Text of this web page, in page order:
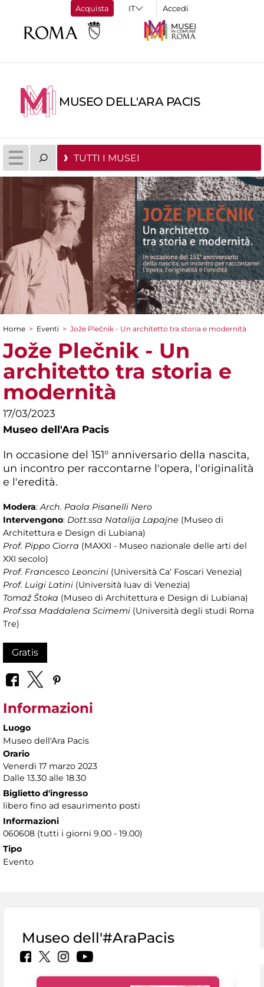
Acquista Accedi
MUSEO DELL'ARA PACIS
TUTTI I MUSEI
Tu sei qui
Home > Eventi > Jože Plečnik - Un architetto tra storia e modernità
Jože Plečnik - Un
architetto tra storia e
modernità
17/03/2023
Museo dell'Ara Pacis
In occasione del 151° anniversario della nascita,
un incontro per raccontarne l'opera, l'originalità
e l'eredità.
Modera:Arch. Paola Pisanelli Nero
Intervengono: Dott.ssa Natalija Lapajne (Museo di
Architettura e Design di Lubiana)
Prof. Pippo Ciorra (MAXXI - Museo nazionale delle arti del
XXI secolo)
Prof. Francesco Leoncini (Università Ca' Foscari Venezia)
Prof. Luigi Latini (Università Iuav di Venezia)
Tomaž Štoka (Museo di Architettura e Design di Lubiana)
Prof.ssa Maddalena Scimemi (Università degli studi Roma
Tre)
Gratis
Informazioni
Luogo
Museo dell'Ara Pacis
Orario
Venerdì 17 marzo 2023
Dalle 13.30 alle 18.30
Biglietto d'ingresso
libero fino ad esaurimento posti
Informazioni
060608 (tutti i giorni 9.00 - 19.00)
Tipo
Evento
Museo dell'#AraPacis